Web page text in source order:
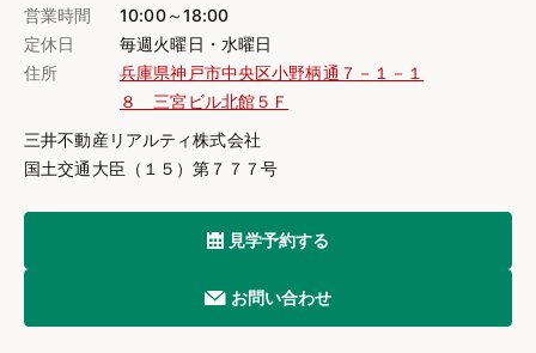
営業時間
10:00～18:00
定休日
毎週火曜日・水曜日
住所
兵庫県神戸市中央区小野柄通７－１－１
８ 三宮ビル北館５Ｆ
三井不動産リアルティ株式会社
国土交通大臣（１５）第７７７号
見学予約する
お問い合わせ